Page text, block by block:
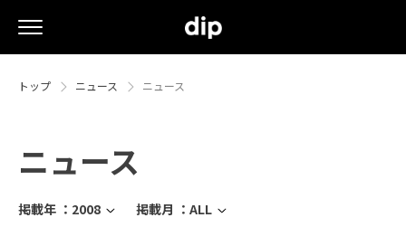
トップ ニュース ニュース
ニュース
掲載年 ： 2008 掲載月 ： ALL